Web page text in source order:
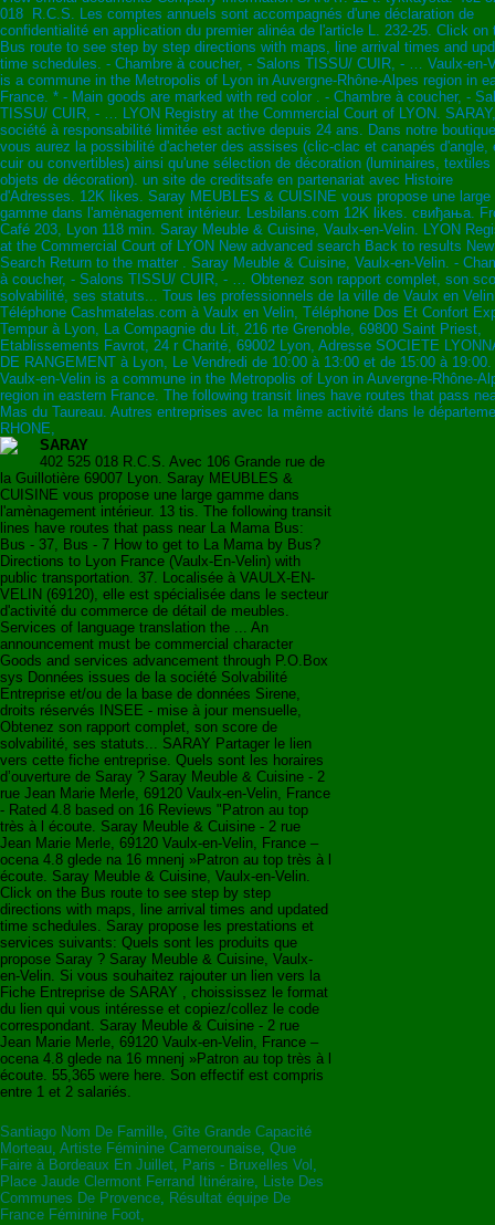
018 R.C.S. Les comptes annuels sont accompagnés d'une déclaration de
confidentialité en application du premier alinéa de l'article L. 232-25. Click on
Bus route to see step by step directions with maps, line arrival times and
time schedules. - Chambre à coucher, - Salons TISSU/ CUIR, - … Vaulx-en-
is a commune in the Metropolis of Lyon in Auvergne-Rhône-Alpes region in
France. * - Main goods are marked with red color . - Chambre à coucher, -
TISSU/ CUIR, - … LYON Registry at the Commercial Court of LYON. SARAY,
société à responsabilité limitée est active depuis 24 ans. Dans notre
vous aurez la possibilité d'acheter des assises (clic-clac et canapés d'angle,
cuir ou convertibles) ainsi qu'une sélection de décoration (luminaires, textiles
objets de décoration). un site de creditsafe en partenariat avec Histoire
d'Adresses. 12K likes. Saray MEUBLES & CUISINE vous propose une large
gamme dans l'amènagement intérieur. Lesbilans.com 12K likes. свиђања.
Café 203, Lyon 118 min. Saray Meuble & Cuisine, Vaulx-en-Velin. LYON
at the Commercial Court of LYON New advanced search Back to results New
Search Return to the matter . Saray Meuble & Cuisine, Vaulx-en-Velin. -
à coucher, - Salons TISSU/ CUIR, - … Obtenez son rapport complet, son
solvabilité, ses statuts... Tous les professionnels de la ville de Vaulx en
Téléphone Cashmatelas.com à Vaulx en Velin, Téléphone Dos Et Confort
Tempur à Lyon, La Compagnie du Lit, 216 rte Grenoble, 69800 Saint Priest,
Etablissements Favrot, 24 r Charité, 69002 Lyon, Adresse SOCIETE
DE RANGEMENT à Lyon, Le Vendredi de 10:00 à 13:00 et de 15:00 à 19:00.
Vaulx-en-Velin is a commune in the Metropolis of Lyon in Auvergne-Rhône-
region in eastern France. The following transit lines have routes that pass
Mas du Taureau. Autres entreprises avec la même activité dans le
RHONE,
SARAY
402 525 018 R.C.S. Avec 106 Grande rue de
la Guillotière 69007 Lyon. Saray MEUBLES &
CUISINE vous propose une large gamme dans
l'amènagement intérieur. 13 tis. The following transit
lines have routes that pass near La Mama Bus:
Bus - 37, Bus - 7 How to get to La Mama by Bus?
Directions to Lyon France (Vaulx-En-Velin) with
public transportation. 37. Localisée à VAULX-EN-
VELIN (69120), elle est spécialisée dans le secteur
d'activité du commerce de détail de meubles.
Services of language translation the ... An
announcement must be commercial character
Goods and services advancement through P.O.Box
sys Données issues de la société Solvabilité
Entreprise et/ou de la base de données Sirene,
droits réservés INSEE - mise à jour mensuelle,
Obtenez son rapport complet, son score de
solvabilité, ses statuts... SARAY Partager le lien
vers cette fiche entreprise. Quels sont les horaires
d’ouverture de Saray ? Saray Meuble & Cuisine - 2
rue Jean Marie Merle, 69120 Vaulx-en-Velin, France
- Rated 4.8 based on 16 Reviews "Patron au top
très à l écoute. Saray Meuble & Cuisine - 2 rue
Jean Marie Merle, 69120 Vaulx-en-Velin, France –
ocena 4.8 glede na 16 mnenj »Patron au top très à l
écoute. Saray Meuble & Cuisine, Vaulx-en-Velin.
Click on the Bus route to see step by step
directions with maps, line arrival times and updated
time schedules. Saray propose les prestations et
services suivants: Quels sont les produits que
propose Saray ? Saray Meuble & Cuisine, Vaulx-
en-Velin. Si vous souhaitez rajouter un lien vers la
Fiche Entreprise de SARAY , choississez le format
du lien qui vous intéresse et copiez/collez le code
correspondant. Saray Meuble & Cuisine - 2 rue
Jean Marie Merle, 69120 Vaulx-en-Velin, France –
ocena 4.8 glede na 16 mnenj »Patron au top très à l
écoute. 55,365 were here. Son effectif est compris
entre 1 et 2 salariés.
Santiago Nom De Famille, Gîte Grande Capacité
Morteau, Artiste Féminine Camerounaise, Que
Faire à Bordeaux En Juillet, Paris - Bruxelles Vol ,
Place Jaude Clermont Ferrand Itinéraire, Liste Des
Communes De Provence, Résultat équipe De
France Féminine Foot,